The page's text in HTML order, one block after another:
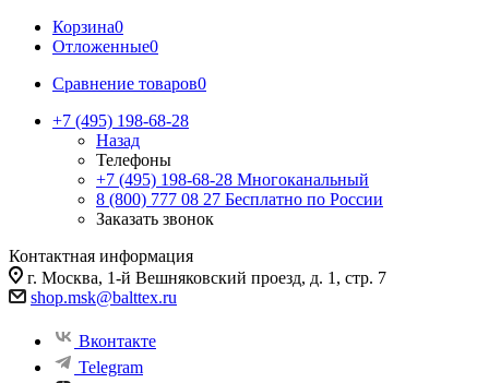
Корзина0
Отложенные0
Сравнение товаров0
+7 (495) 198-68-28
Назад
Телефоны
+7 (495) 198-68-28 Многоканальный
8 (800) 777 08 27 Бесплатно по России
Заказать звонок
Контактная информация
г. Москва, 1-й Вешняковский проезд, д. 1, стр. 7
shop.msk@balttex.ru
Вконтакте
Telegram